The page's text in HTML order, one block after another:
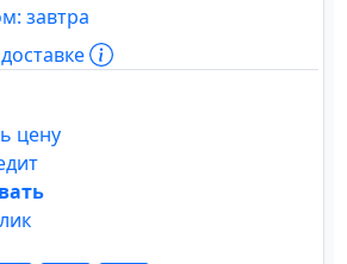
завтра
цену